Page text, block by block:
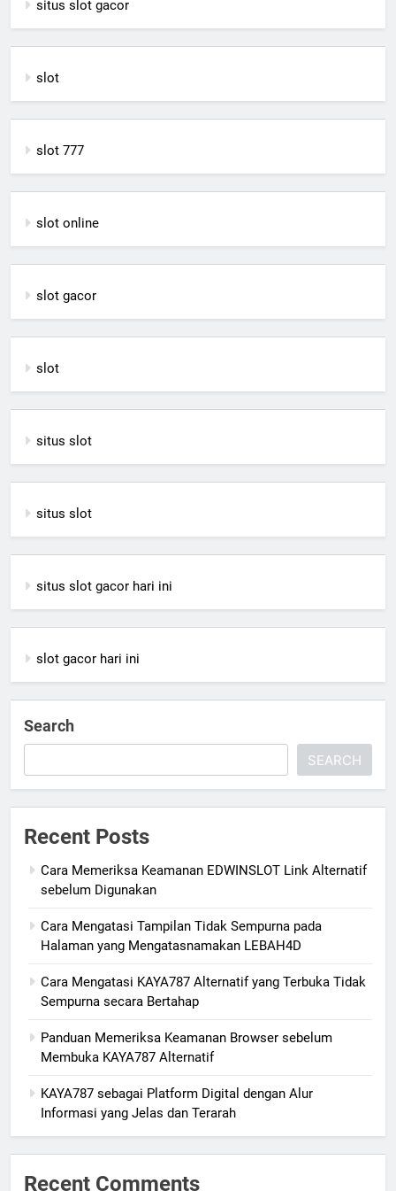
situs slot gacor
slot
slot 777
slot online
slot gacor
slot
situs slot
situs slot
situs slot gacor hari ini
slot gacor hari ini
Search
SEARCH
Recent Posts
Cara Memeriksa Keamanan EDWINSLOT Link Alternatif
sebelum Digunakan
Cara Mengatasi Tampilan Tidak Sempurna pada
Halaman yang Mengatasnamakan LEBAH4D
Cara Mengatasi KAYA787 Alternatif yang Terbuka Tidak
Sempurna secara Bertahap
Panduan Memeriksa Keamanan Browser sebelum
Membuka KAYA787 Alternatif
KAYA787 sebagai Platform Digital dengan Alur
Informasi yang Jelas dan Terarah
Recent Comments